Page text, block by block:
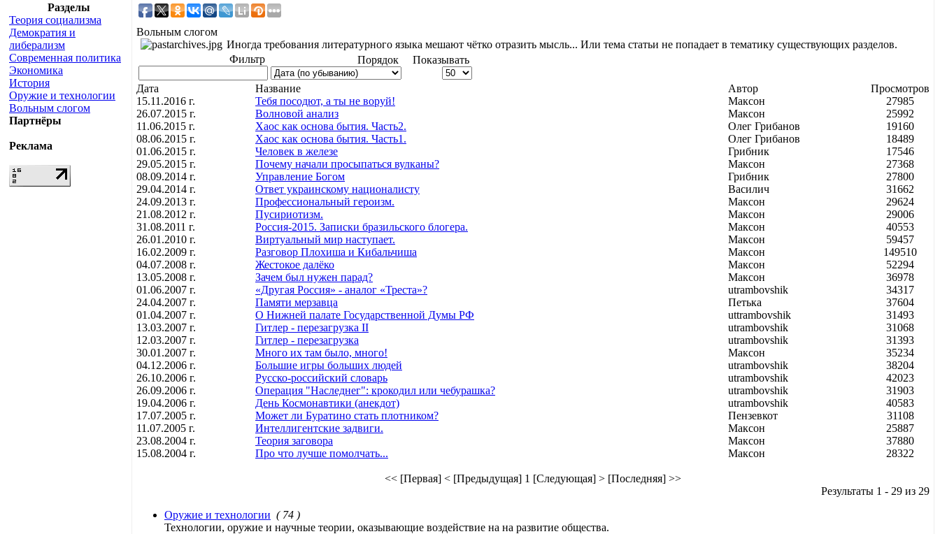
Разделы
Теория социализма
Демократия и
либерализм
Современная политика
Экономика
История
Оружие и технологии
Вольным слогом
Партнёры
Реклама
Вольным слогом
Иногда требования литературного языка мешают чётко отразить мысль... Или тема статьи не попадает в тематику существующих разделов.
Фильтр
Порядок Показывать
Дата Название Автор
Просмотров
15.11.2016 г.
Тебя посодют, а ты не воруй! Максон
27985
26.07.2015 г.
Волновой анализ Максон
25992
11.06.2015 г.
Хаос как основа бытия. Часть2. Олег Грибанов
19160
08.06.2015 г.
Хаос как основа бытия. Часть1. Олег Грибанов
18489
01.06.2015 г.
Человек в железе Грибник
17546
29.05.2015 г.
Почему начали просыпаться вулканы? Максон
27368
08.09.2014 г.
Управление Богом Грибник
27800
29.04.2014 г.
Ответ украинскому националисту Василич
31662
24.09.2013 г.
Профессиональный героизм. Максон
29624
21.08.2012 г.
Пусириотизм. Максон
29006
31.08.2011 г.
Россия-2015. Записки бразильского блогера. Максон
40553
26.01.2010 г.
Виртуальный мир наступает. Максон
59457
16.02.2009 г.
Разговор Плохиша и Кибальчиша Максон
149510
04.07.2008 г.
Жестокое далёко Максон
52294
13.05.2008 г.
Зачем был нужен парад? Максон
36978
01.06.2007 г.
«Другая Россия» - аналог «Треста»? utrambovshik
34317
24.04.2007 г.
Памяти мерзавца Петька
37604
01.04.2007 г.
О Нижней палате Государственной Думы РФ uttrambovshik
31493
13.03.2007 г.
Гитлер - перезагрузка II utrambovshik
31068
12.03.2007 г.
Гитлер - перезагрузка utrambovshik
31393
30.01.2007 г.
Много их там было, много! Максон
35234
04.12.2006 г.
Большие игры больших людей utrambovshik
38204
26.10.2006 г.
Русско-российский словарь utrambovshik
42023
26.09.2006 г.
Операция "Наследнег": крокодил или чебурашка? utrambovshik
31903
19.04.2006 г.
День Космонавтики (анекдот) utrambovshik
40583
17.07.2005 г.
Может ли Буратино стать плотником? Пензевкот
31108
11.07.2005 г.
Интеллигентские задвиги. Максон
25887
23.08.2004 г.
Теория заговора Максон
37880
15.08.2004 г.
Про что лучше помолчать... Максон 28322
<< [Первая] < [Предыдущая] 1 [Следующая] > [Последняя] >>
Результаты 1 - 29 из 29
Оружие и технологии ( 74 )
Технологии, оружие и научные теории, оказывающие воздействие на на развитие общества.